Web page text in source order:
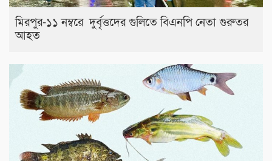
মিরপুর-১১ নম্বরে দুর্বৃত্তদের গুলিতে বিএনপি নেতা গুরুতর
আহত